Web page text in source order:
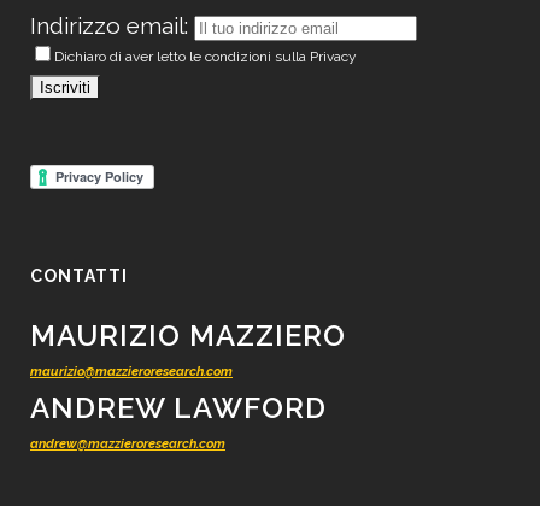
Indirizzo email:
Dichiaro di aver letto le condizioni sulla Privacy
CONTATTI
MAURIZIO MAZZIERO
maurizio@mazzieroresearch.com
ANDREW LAWFORD
andrew@mazzieroresearch.com